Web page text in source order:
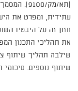
(תא/מק/
עתידית, ומפרט את
חזון זה על היבטיו
את תהליכי התכנון
שילבה תהליך שיתוף
שיתוף נוספים.